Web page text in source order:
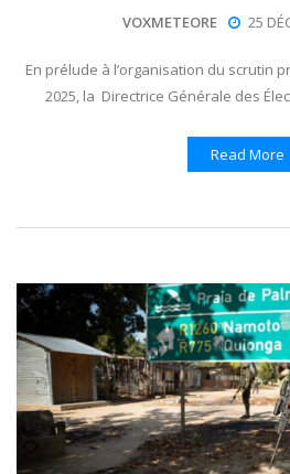
VOXMETEORE 25
En prélude à l’organisation du scrutin
2025, la Directrice Générale des
Read More